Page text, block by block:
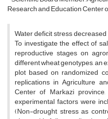
Research and Education Center
Water deficit stress
To investigate the effect of
reproductive stages on
different wheat genotypes, an
plot based on randomized
replications in Agriculture
Center of Markazi
experimental factors were
(Non-drought stress as